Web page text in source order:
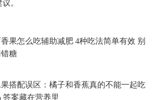
。
果怎么吃辅助减肥 4种吃法简单有效 别
糖
果搭配误区：橘子和香蕉真的不能一起吃
答案藏在营养里